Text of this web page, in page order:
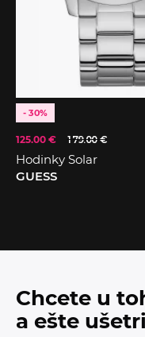
- 30%
125.00 € 179.00 €
Hodinky Solar
GUESS
Chcete u
a ešte